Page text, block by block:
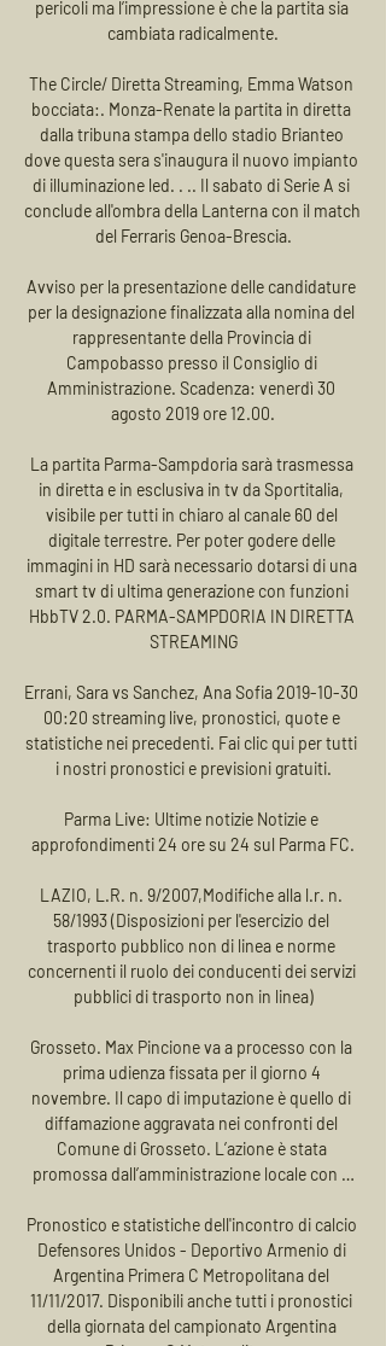
pericoli ma l’impressione è che la partita sia
cambiata radicalmente.
The Circle/ Diretta Streaming, Emma Watson
bocciata:. Monza-Renate la partita in diretta
dalla tribuna stampa dello stadio Brianteo
dove questa sera s'inaugura il nuovo impianto
di illuminazione led. . .. Il sabato di Serie A si
conclude all'ombra della Lanterna con il match
del Ferraris Genoa-Brescia.
Avviso per la presentazione delle candidature
per la designazione finalizzata alla nomina del
rappresentante della Provincia di
Campobasso presso il Consiglio di
Amministrazione. Scadenza: venerdì 30
agosto 2019 ore 12.00.
La partita Parma-Sampdoria sarà trasmessa
in diretta e in esclusiva in tv da Sportitalia,
visibile per tutti in chiaro al canale 60 del
digitale terrestre. Per poter godere delle
immagini in HD sarà necessario dotarsi di una
smart tv di ultima generazione con funzioni
HbbTV 2.0. PARMA-SAMPDORIA IN DIRETTA
STREAMING
Errani, Sara vs Sanchez, Ana Sofia 2019-10-30
00:20 streaming live, pronostici, quote e
statistiche nei precedenti. Fai clic qui per tutti
i nostri pronostici e previsioni gratuiti.
Parma Live: Ultime notizie Notizie e
approfondimenti 24 ore su 24 sul Parma FC.
LAZIO, L.R. n. 9/2007,Modifiche alla l.r. n.
58/1993 (Disposizioni per l'esercizio del
trasporto pubblico non di linea e norme
concernenti il ruolo dei conducenti dei servizi
pubblici di trasporto non in linea)
Grosseto. Max Pincione va a processo con la
prima udienza fissata per il giorno 4
novembre. Il capo di imputazione è quello di
diffamazione aggravata nei confronti del
Comune di Grosseto. L’azione è stata
promossa dall’amministrazione locale con …
Pronostico e statistiche dell'incontro di calcio
Defensores Unidos - Deportivo Armenio di
Argentina Primera C Metropolitana del
11/11/2017. Disponibili anche tutti i pronostici
della giornata del campionato Argentina